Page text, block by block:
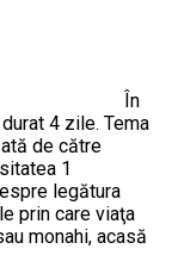
În
4 zile. Tema
de către
1
legătura
prin care viaţa
monahi, acasă